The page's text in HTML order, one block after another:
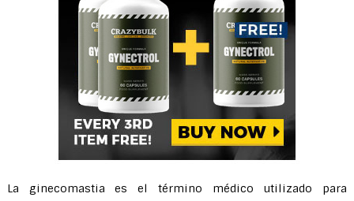
La ginecomastia es el término médico utilizado para